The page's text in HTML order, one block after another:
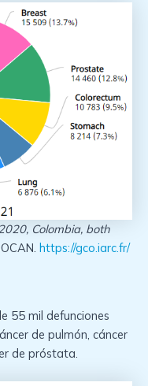
Colombia, both
https://gco.iarc.fr/
55 mil defunciones
de pulmón, cáncer
de próstata.